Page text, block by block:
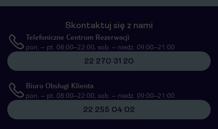
Skontaktuj się z nami
Telefoniczne Centrum Rezerwacji
pon. – pt. 08:00–22:00, sob. – niedz. 09:00–21:00
22 270 31 20
Biuro Obsługi Klienta
pon. – pt. 08:00–22:00, sob. – niedz. 09:00–21:00
22 255 04 02